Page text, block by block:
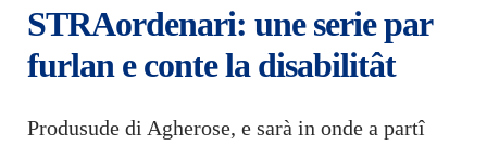
STRAordenari: une serie par
furlan e conte la disabilitât
Produsude di Agherose, e sarà in onde a partî